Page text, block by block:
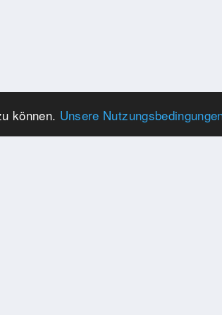
können. Unsere